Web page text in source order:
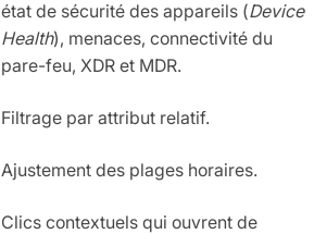
état de sécurité des appareils (Device
Health), menaces, connectivité du
pare-feu, XDR et MDR.
Filtrage par attribut relatif.
Ajustement des plages horaires.
Clics contextuels qui ouvrent de